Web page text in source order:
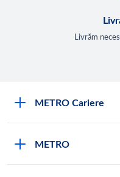
Livrăm
METRO Cariere
METRO